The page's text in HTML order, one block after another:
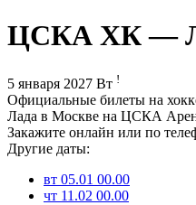
ЦСКА ХК —
5 января 2027 Вт !
Официальные билеты на
Лада в Москве на ЦСКА
Закажите онлайн или по
Другие даты:
вт 05.01 00.00
чт 11.02 00.00